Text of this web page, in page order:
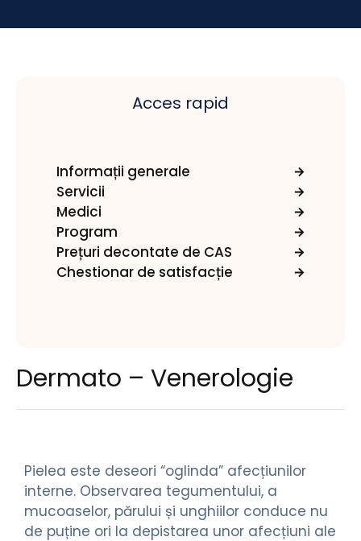
Acces rapid
Informații generale
Servicii
Medici
Program
Prețuri decontate de CAS
Chestionar de satisfacție
Dermato – Venerologie
Pielea este deseori “oglinda” afecțiunilor
interne. Observarea tegumentului, a
mucoaselor, părului și unghiilor conduce nu
de puține ori la depistarea unor afecțiuni ale